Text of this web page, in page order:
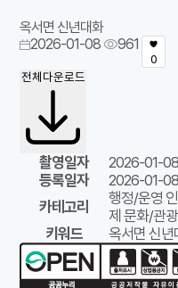
옥서면 신년대화
2026-01-08
961
0
전체다운로드
촬영일자
2026-01-08
등록일자
2026-01-08
카테고리
행정/운영
제 문화/관
키워드
옥서면 신년